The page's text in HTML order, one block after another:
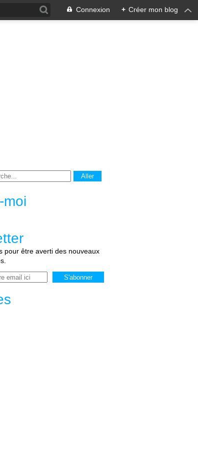
Connexion + Créer mon blog
moi
pour être averti des nouveaux